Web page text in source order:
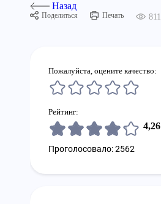
Назад
Поделиться Печать 811
Пожалуйста, оцените качество:
Рейтинг:
4,26
Проголосовало: 2562